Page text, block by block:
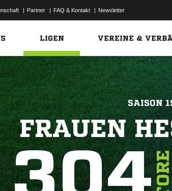
| Partner | FAQ & Kontakt | Newsletter
LIGEN VEREINE &
SAISON
FRAUEN
304TORE